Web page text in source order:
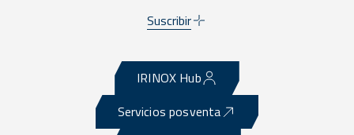
Suscribir
IRINOX Hub
Servicios posventa